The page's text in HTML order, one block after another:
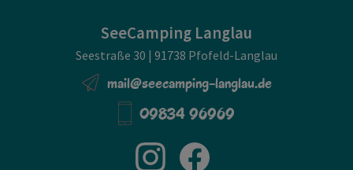
SeeCamping Langlau
Seestraße 30 | 91738 Pfofeld-Langlau
mail@seecamping-langlau.de
09834 96969